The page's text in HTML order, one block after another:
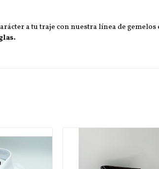
a tu traje con nuestra línea de